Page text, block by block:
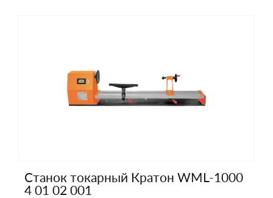
Станок токарный Кратон WML-1000
4 01 02 001